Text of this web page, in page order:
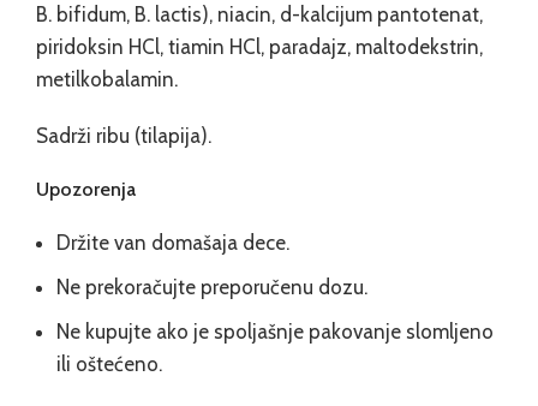
B. bifidum, B. lactis), niacin, d-kalcijum pantotenat,
piridoksin HCl, tiamin HCl, paradajz, maltodekstrin,
metilkobalamin.
Sadrži ribu (tilapija).
Upozorenja
Držite van domašaja dece.
Ne prekoračujte preporučenu dozu.
Ne kupujte ako je spoljašnje pakovanje slomljeno
ili oštećeno.